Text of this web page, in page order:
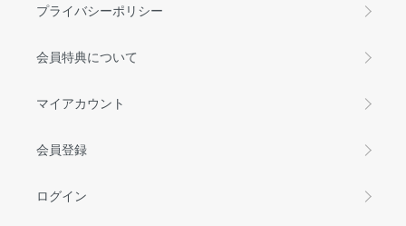
プライバシーポリシー
会員特典について
マイアカウント
会員登録
ログイン